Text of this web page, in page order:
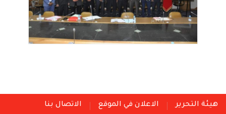
هيئة التحرير الاعلان في الموقع الاتصال بنا